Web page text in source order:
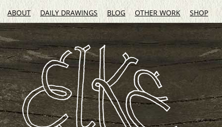
ABOUT DAILY DRAWINGS BLOG OTHER WORK SHOP